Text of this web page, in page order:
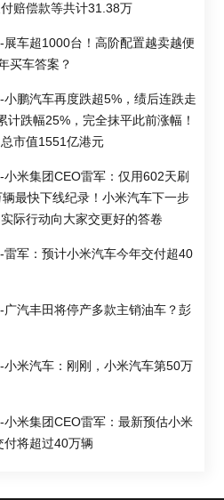
赔偿款等共计31.38万
车超1000台！高阶配置越卖越便
买车答案？
鹏汽车再度跌超5%，绩后连跌走
计跌幅25%，完全抹平此前涨幅！
市值1551亿港元
米集团CEO雷军：仅用602天刷
最快下线纪录！小米汽车下一步
际行动向大家交更好的答卷
雷军：预计小米汽车今年交付超40
汽丰田将停产多款主销油车？彭
小米汽车：刚刚，小米汽车第50万
米集团CEO雷军：最新预估小米
将超过40万辆